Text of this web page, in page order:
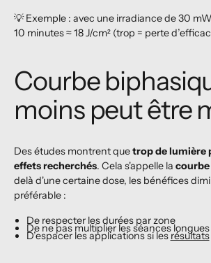
💡 Exemple : avec une irradiance de 30
10 minutes ≈ 18 J/cm² (trop = perte
Courbe
moins peut être
Des études montrent quetrop de lumière
effets recherchés. Cela s'appelle la
delà d'une certaine dose, les bénéfices
préférable :
De respecter les durées par zone
De ne pas multiplier les séances longues
D’espacer les applications si lesrésultats